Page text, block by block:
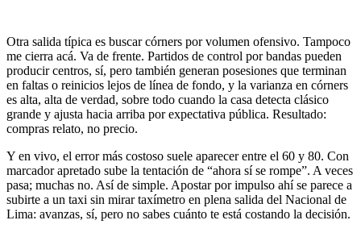
Otra salida típica es buscar córners por volumen ofensivo. Tampoco
me cierra acá. Va de frente. Partidos de control por bandas pueden
producir centros, sí, pero también generan posesiones que terminan
en faltas o reinicios lejos de línea de fondo, y la varianza en córners
es alta, alta de verdad, sobre todo cuando la casa detecta clásico
grande y ajusta hacia arriba por expectativa pública. Resultado:
compras relato, no precio.
Y en vivo, el error más costoso suele aparecer entre el 60 y 80. Con
marcador apretado sube la tentación de “ahora sí se rompe”. A veces
pasa; muchas no. Así de simple. Apostar por impulso ahí se parece a
subirte a un taxi sin mirar taxímetro en plena salida del Nacional de
Lima: avanzas, sí, pero no sabes cuánto te está costando la decisión.